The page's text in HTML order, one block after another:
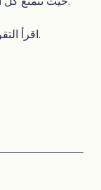
اقرأ التقرير الكامل لترى كيف نحول الوعي إلى عمل.